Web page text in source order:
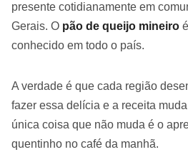
presente cotidianamente em
Gerais. O pão de queijo mineiro
conhecido em todo o país.
A verdade é que cada região
fazer essa delícia e a receita
única coisa que não muda é o
quentinho no café da manhã.